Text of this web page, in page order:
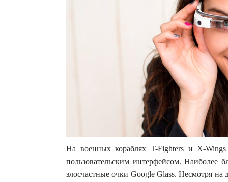
На военных кораблях T-Fighters и X-
пользовательским интерфейсом. Наиболее
злосчастные очки Google Glass. Несмотря на